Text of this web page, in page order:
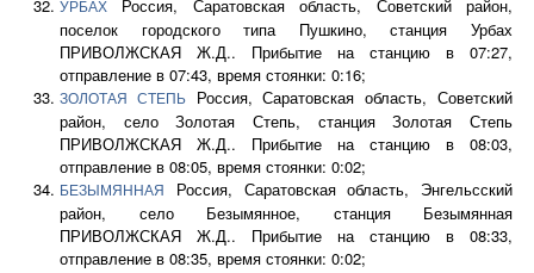
УРБАХ
Россия, Саратовская область, Советский район,
поселок городского типа Пушкино, станция Урбах
ПРИВОЛЖСКАЯ Ж.Д.. Прибытие на станцию в 07:27,
отправление в 07:43, время стоянки: 0:16;
ЗОЛОТАЯ СТЕПЬРоссия, Саратовская область, Советский
район, село Золотая Степь, станция Золотая Степь
ПРИВОЛЖСКАЯ Ж.Д.. Прибытие на станцию в 08:03,
отправление в 08:05, время стоянки: 0:02;
БЕЗЫМЯННАЯ
Россия, Саратовская область, Энгельсский
район, село Безымянное, станция Безымянная
ПРИВОЛЖСКАЯ Ж.Д.. Прибытие на станцию в 08:33,
отправление в 08:35, время стоянки: 0:02;